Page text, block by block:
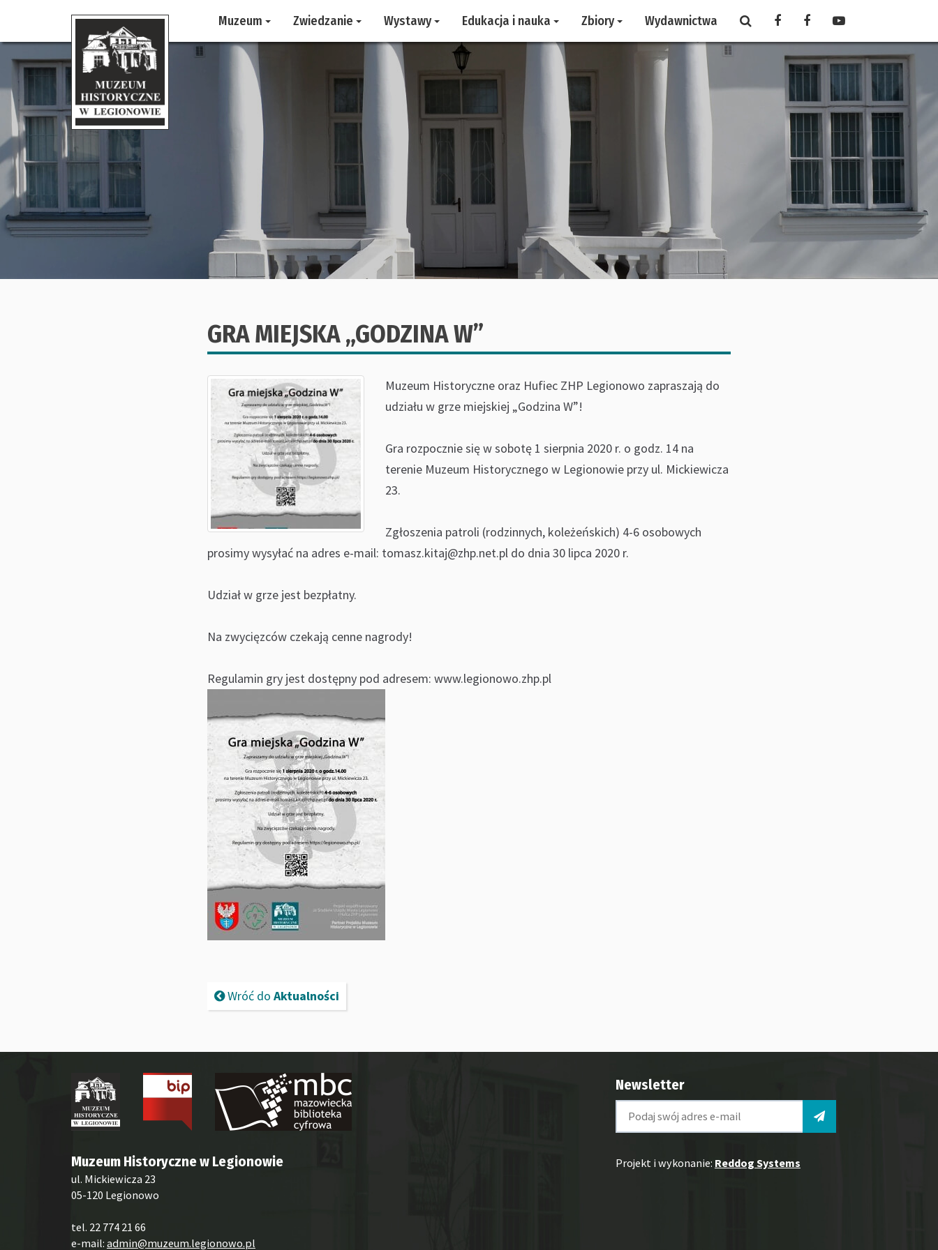
Muzeum Zwiedzanie Wystawy Edukacja i nauka Zbiory Wydawnictwa
GRA MIEJSKA „GODZINA W”
Muzeum Historyczne oraz Hufiec ZHP Legionowo zapraszają do
udziału w grze miejskiej „Godzina W”!
Gra rozpocznie się w sobotę 1 sierpnia 2020 r. o godz. 14 na
terenie Muzeum Historycznego w Legionowie przy ul. Mickiewicza
23.
Zgłoszenia patroli (rodzinnych, koleżeńskich) 4-6 osobowych
prosimy wysyłać na adres e-mail: tomasz.kitaj@zhp.net.pl do dnia 30 lipca 2020 r.
Udział w grze jest bezpłatny.
Na zwycięzców czekają cenne nagrody!
Regulamin gry jest dostępny pod adresem: www.legionowo.zhp.pl
Wróć do Aktualności
Muzeum Historyczne w Legionowie
ul. Mickiewicza 23
05-120 Legionowo
tel. 22 774 21 66
e-mail: admin@muzeum.legionowo.pl
Newsletter
Projekt i wykonanie: Reddog Systems